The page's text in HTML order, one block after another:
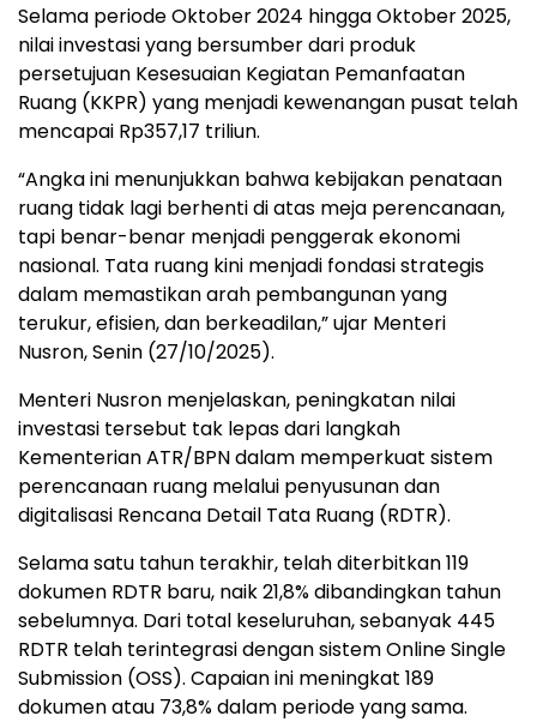
Selama periode Oktober 2024 hingga Oktober 2025,
nilai investasi yang bersumber dari produk
persetujuan Kesesuaian Kegiatan Pemanfaatan
Ruang (KKPR) yang menjadi kewenangan pusat telah
mencapai Rp357,17 triliun.
“Angka ini menunjukkan bahwa kebijakan penataan
ruang tidak lagi berhenti di atas meja perencanaan,
tapi benar-benar menjadi penggerak ekonomi
nasional. Tata ruang kini menjadi fondasi strategis
dalam memastikan arah pembangunan yang
terukur, efisien, dan berkeadilan,” ujar Menteri
Nusron, Senin (27/10/2025).
Menteri Nusron menjelaskan, peningkatan nilai
investasi tersebut tak lepas dari langkah
Kementerian ATR/BPN dalam memperkuat sistem
perencanaan ruang melalui penyusunan dan
digitalisasi Rencana Detail Tata Ruang (RDTR).
Selama satu tahun terakhir, telah diterbitkan 119
dokumen RDTR baru, naik 21,8% dibandingkan tahun
sebelumnya. Dari total keseluruhan, sebanyak 445
RDTR telah terintegrasi dengan sistem Online Single
Submission (OSS). Capaian ini meningkat 189
dokumen atau 73,8% dalam periode yang sama.